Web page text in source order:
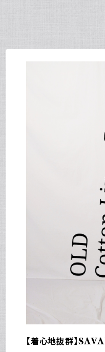
【着心地抜群】